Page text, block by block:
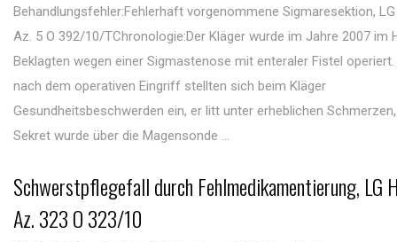
Behandlungsfehler:Fehlerhaft vorgenommene Sigmaresektion,
Az. 5 O 392/10/TChronologie:Der Kläger wurde im Jahre 2007 im
Beklagten wegen einer Sigmastenose mit enteraler Fistel
nach dem operativen Eingriff stellten sich beim Kläger
Gesundheitsbeschwerden ein, er litt unter erheblichen
Sekret wurde über die Magensonde ...
Schwerstpflegefall durch Fehlmedikamentierung, LG
Az. 323 O 323/10